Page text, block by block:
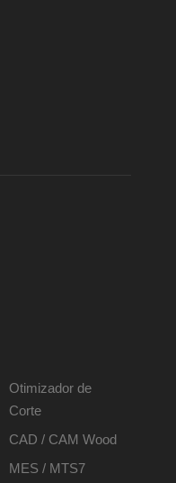
Otimizador de
Corte
CAD / CAM Wood
MES / MTS7